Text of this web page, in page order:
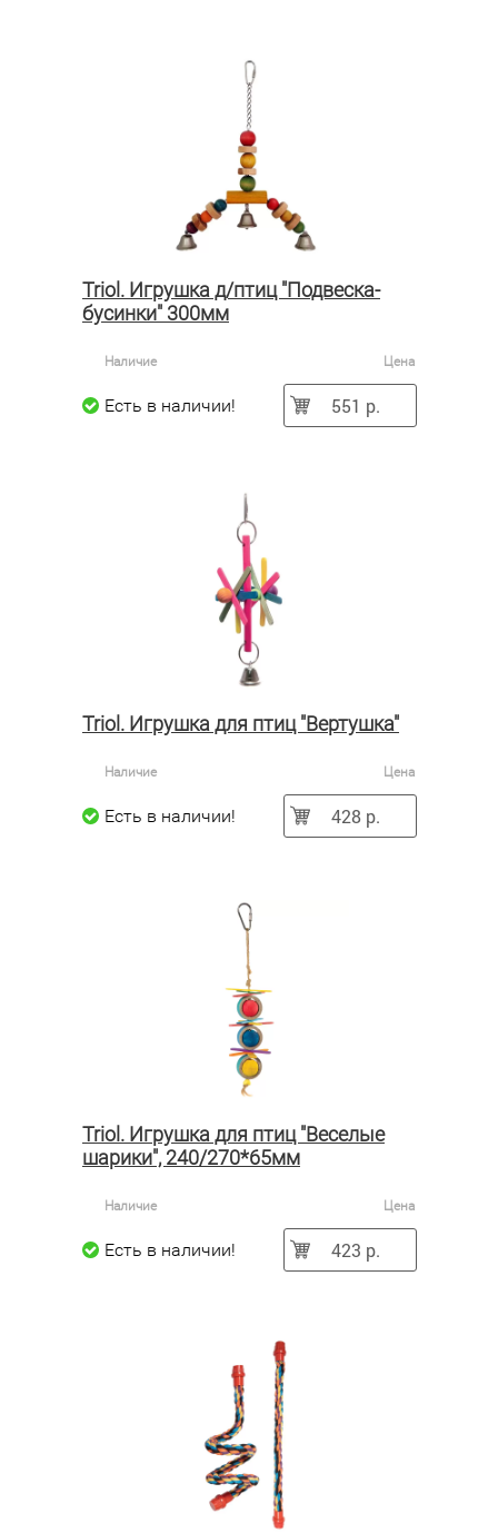
Triol. Игрушка д/птиц "Подвеска-
бусинки" 300мм
Наличие Цена
Есть в наличии! 551 р.
Triol. Игрушка для птиц "Вертушка"
Наличие Цена
Есть в наличии! 428 р.
Triol. Игрушка для птиц "Веселые
шарики", 240/270*65мм
Наличие Цена
Есть в наличии! 423 р.